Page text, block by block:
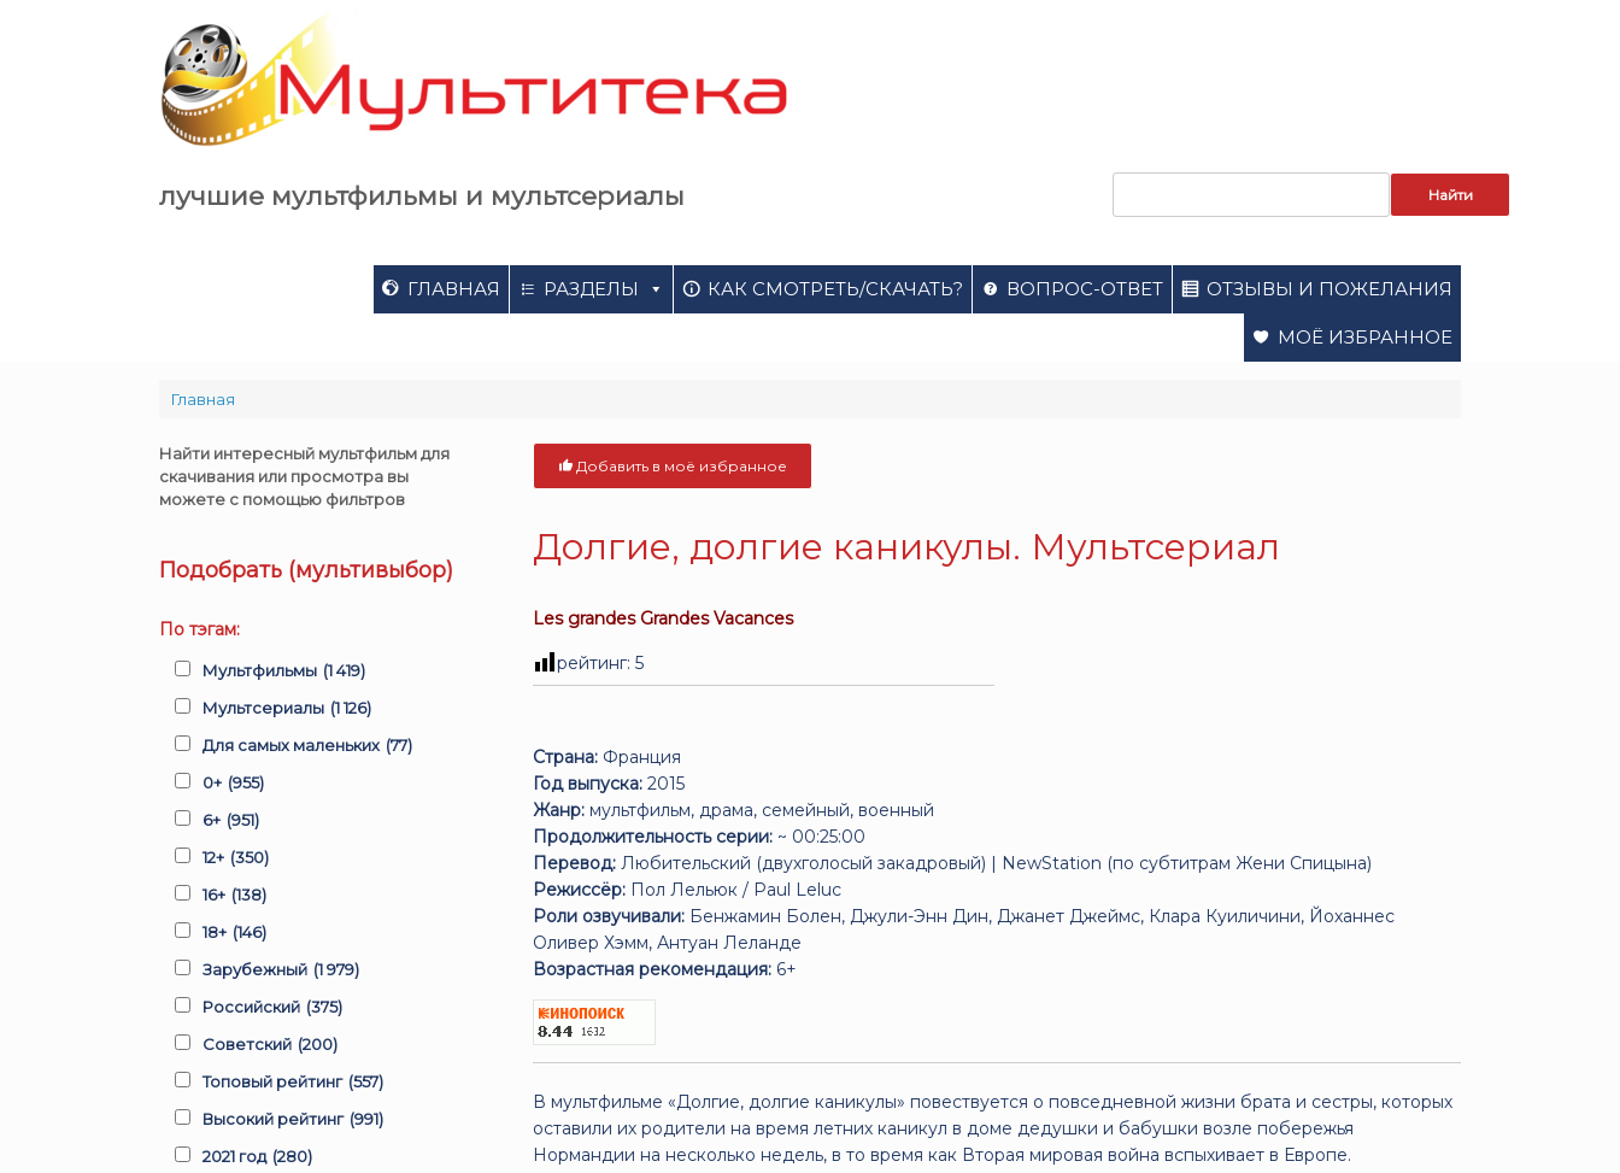
лучшие мультфильмы и мультсериалы
ГЛАВНАЯ РАЗДЕЛЫ КАК СМОТРЕТЬ/СКАЧАТЬ? ВОПРОС-ОТВЕТ ОТЗЫВЫ И ПОЖЕЛАНИЯ
МОЁ ИЗБРАННОЕ
Главная
Добавить в моё избранное
Долгие, долгие каникулы. Мультсериал
Les grandes Grandes Vacances
рейтинг:5
Страна: Франция
Год выпуска:2015
Жанр: мультфильм, драма, семейный, военный
Продолжительность серии: ~ 00:25:00
Перевод: Любительский (двухголосый закадровый) | NewStation (по субтитрам Жени Спицына)
Режиссёр: Пол Лельюк / Paul Leluc
Роли озвучивали: Бенжамин Болен, Джули-Энн Дин, Джанет Джеймс, Клара Куиличини, Йоханнес
Оливер Хэмм, Антуан Леланде
Возрастная рекомендация: 6+
В мультфильме «Долгие, долгие каникулы» повествуется о повседневной жизни брата и сестры, которых
оставили их родители на время летних каникул в доме дедушки и бабушки возле побережья
Нормандии на несколько недель, в то время как Вторая мировая война вспыхивает в Европе.
Найти интересный мультфильм для
скачивания или просмотра вы
можете с помощью фильтров
Подобрать (мультивыбор)
По тэгам:
Мультфильмы (1 419)
Мультсериалы (1 126)
Для самых маленьких (77)
0+ (955)
6+ (951)
12+ (350)
16+ (138)
18+ (146)
Зарубежный (1 979)
Российский (375)
Советский (200)
Топовый рейтинг (557)
Высокий рейтинг (991)
2021 год (280)